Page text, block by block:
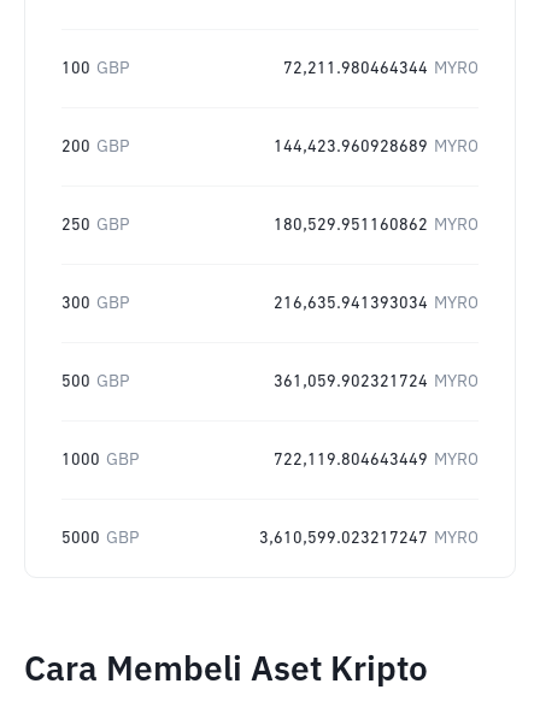
100 GBP 72,211.980464344 MYRO
200 GBP 144,423.960928689 MYRO
250 GBP 180,529.951160862 MYRO
300 GBP 216,635.941393034 MYRO
500 GBP 361,059.902321724 MYRO
1000 GBP 722,119.804643449 MYRO
5000 GBP 3,610,599.023217247 MYRO
Cara Membeli Aset Kripto